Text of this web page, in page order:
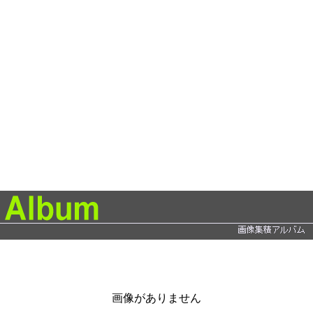
画像がありません